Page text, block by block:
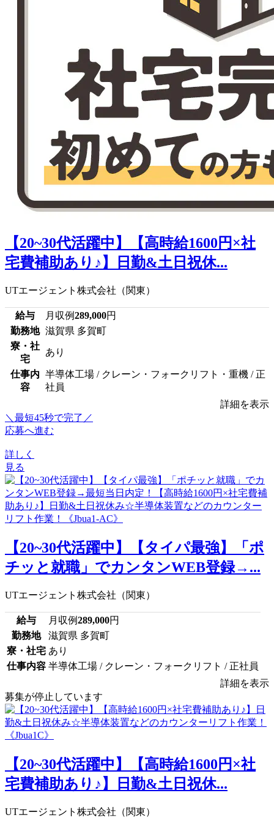
【20~30代活躍中】【高時給1600円×社
宅費補助あり♪】日勤&土日祝休...
UTエージェント株式会社（関東）
給与 月収例289,000円
勤務地 滋賀県 多賀町
寮・社
宅
あり
仕事内
容
半導体工場 / クレーン・フォークリフト・重機 / 正
社員
詳細を表示
＼最短45秒で完了／
応募へ進む
詳しく
見る
【20~30代活躍中】【タイパ最強】「ポ
チッと就職」でカンタンWEB登録→...
UTエージェント株式会社（関東）
給与 月収例289,000円
勤務地
滋賀県 多賀町
寮・社宅 あり
仕事内容 半導体工場 / クレーン・フォークリフト / 正社員
詳細を表示
募集が停止しています
【20~30代活躍中】【高時給1600円×社
宅費補助あり♪】日勤&土日祝休...
UTエージェント株式会社（関東）